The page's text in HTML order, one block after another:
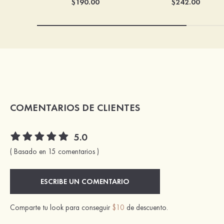
COMENTARIOS DE CLIENTES
5.0
( Basado en 15 comentarios )
ESCRIBE UN COMENTARIO
Comparte tu look para conseguir $10 de descuento.